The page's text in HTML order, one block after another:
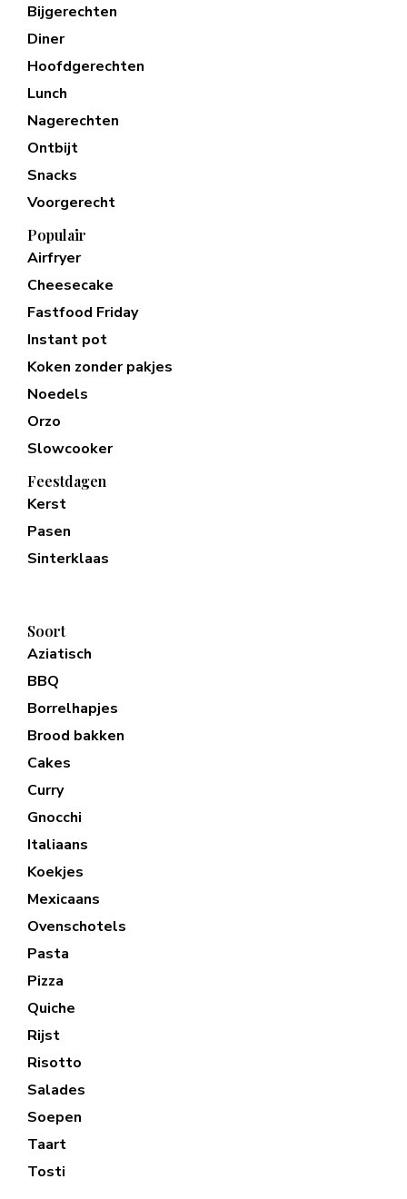
Bijgerechten
Diner
Hoofdgerechten
Lunch
Nagerechten
Ontbijt
Snacks
Voorgerecht
Populair
Airfryer
Cheesecake
Fastfood Friday
Instant pot
Koken zonder pakjes
Noedels
Orzo
Slowcooker
Feestdagen
Kerst
Pasen
Sinterklaas
Soort
Aziatisch
BBQ
Borrelhapjes
Brood bakken
Cakes
Curry
Gnocchi
Italiaans
Koekjes
Mexicaans
Ovenschotels
Pasta
Pizza
Quiche
Rijst
Risotto
Salades
Soepen
Taart
Tosti